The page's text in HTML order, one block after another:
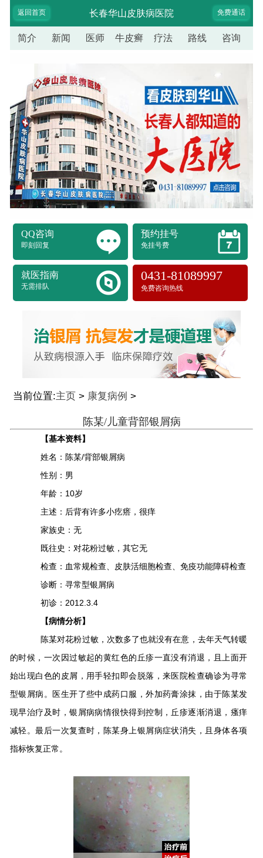
返回首页 免费通话
长春华山皮肤病医院
简介 新闻 医师 牛皮癣 疗法 路线 咨询
QQ咨询
即刻回复
预约挂号
免挂号费
就医指南
无需排队
0431-81089997
免费咨询热线
当前位置:主页 > 康复病例 >
陈某/儿童背部银屑病
【基本资料】
姓名：陈某/背部银屑病
性别：男
年龄：10岁
主述：后背有许多小疙瘩，很痒
家族史：无
既往史：对花粉过敏，其它无
检查：血常规检查、皮肤活细胞检查、免疫功能障碍检查
诊断：寻常型银屑病
初诊：2012.3.4
【病情分析】
陈某对花粉过敏，次数多了也就没有在意，去年天气转暖
的时候，一次因过敏起的黄红色的丘疹一直没有消退，且上面开
始出现白色的皮屑，用手轻扣即会脱落，来医院检查确诊为寻常
型银屑病。医生开了些中成药口服，外加药膏涂抹，由于陈某发
现早治疗及时，银屑病病情很快得到控制，丘疹逐渐消退，瘙痒
减轻。最后一次复查时，陈某身上银屑病症状消失，且身体各项
指标恢复正常。